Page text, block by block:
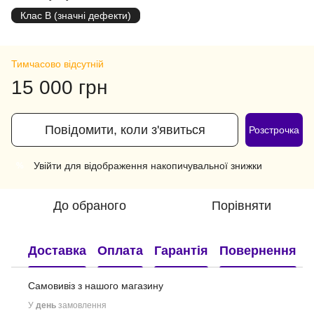
Клас B (значні дефекти)
Тимчасово відсутній
15 000 грн
Повідомити, коли з'явиться Розстрочка
Увійти для відображення накопичувальної знижки
До обраного Порівняти
Доставка Оплата Гарантія Повернення
Самовивіз з нашого магазину
У день замовлення